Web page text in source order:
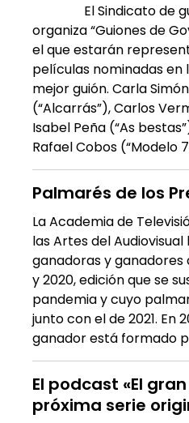
El Sindicato de
organiza “Guiones de
el que estarán
películas nominadas
mejor guión. Carla
(“Alcarrás”), Carlos
Isabel Peña (“As
Rafael Cobos (“Modelo
Palmarés de los
La Academia de
las Artes del
ganadoras y ganadores
y 2020, edición que se
pandemia y cuyo
junto con el de 2021. En
ganador está formado
El podcast «El
próxima serie